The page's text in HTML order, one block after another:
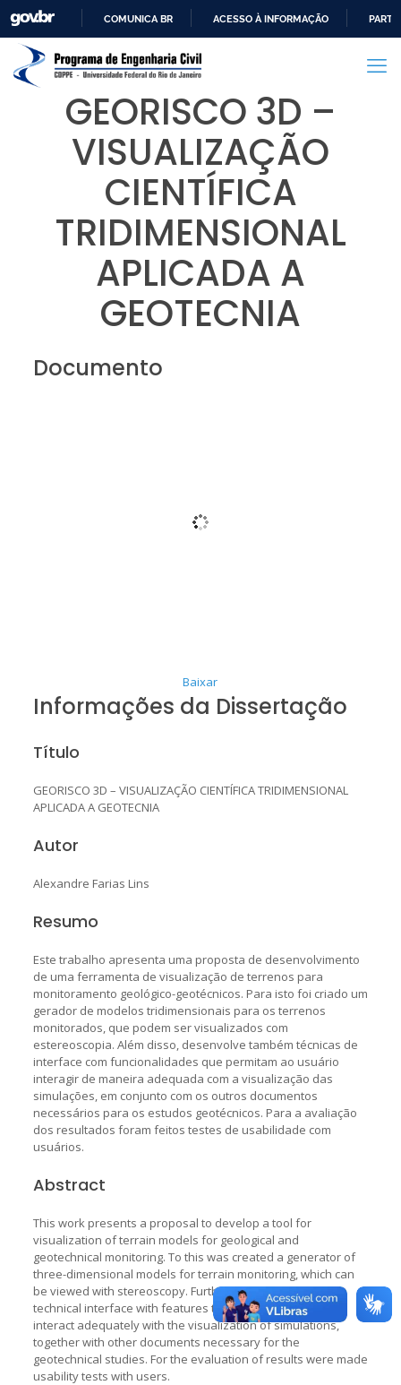
PARA
CONTEÚDO
COMUNICA BR ACESSO À INFORMAÇÃO
GEORISCO 3D –
VISUALIZAÇÃO
CIENTÍFICA
TRIDIMENSIONAL
APLICADA A
GEOTECNIA
Documento
Baixar
Informações da Dissertação
Título
GEORISCO 3D – VISUALIZAÇÃO CIENTÍFICA TRIDIMENSIONAL
APLICADA A GEOTECNIA
Autor
Alexandre Farias Lins
Resumo
Este trabalho apresenta uma proposta de desenvolvimento
de uma ferramenta de visualização de terrenos para
monitoramento geológico-geotécnicos. Para isto foi criado um
gerador de modelos tridimensionais para os terrenos
monitorados, que podem ser visualizados com
estereoscopia. Além disso, desenvolve também técnicas de
interface com funcionalidades que permitam ao usuário
interagir de maneira adequada com a visualização das
simulações, em conjunto com os outros documentos
necessários para os estudos geotécnicos. Para a avaliação
dos resultados foram feitos testes de usabilidade com
usuários.
Abstract
This work presents a proposal to develop a tool for
visualization of terrain models for geological and
geotechnical monitoring. To this was created a generator of
three-dimensional models for terrain monitoring, which can
be viewed with stereoscopy. Furthermore, also develops
technical interface with features that allow the user to
interact adequately with the visualization of simulations,
together with other documents necessary for the
geotechnical studies. For the evaluation of results were made
usability tests with users.